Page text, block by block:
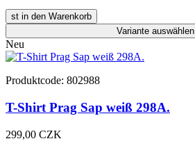
st in den Warenkorb
Variante auswählen
Neu
Produktcode: 802988
T-Shirt Prag Sap weiß 298A.
299,00 CZK